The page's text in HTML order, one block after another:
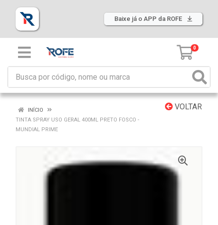
Baixe já o APP da ROFE
0
VOLTAR
INÍCIO
TINTA SPRAY USO GERAL 400ML PRETO FOSCO -
MUNDIAL PRIME